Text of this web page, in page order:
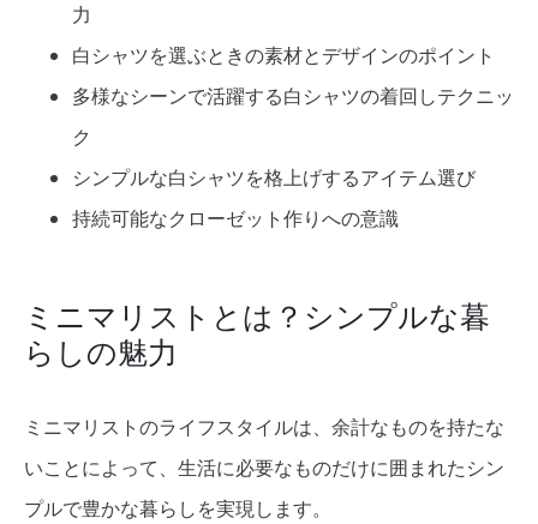
力
白シャツを選ぶときの素材とデザインのポイント
多様なシーンで活躍する白シャツの着回しテクニッ
ク
シンプルな白シャツを格上げするアイテム選び
持続可能なクローゼット作りへの意識
ミニマリストとは？シンプルな暮
らしの魅力
ミニマリストのライフスタイルは、余計なものを持たな
いことによって、生活に必要なものだけに囲まれたシン
プルで豊かな暮らしを実現します。